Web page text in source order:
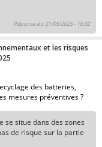
Réponse du 21/05/2025 - 16:32
et les risques
des batteries,
mesures préventives ?
se situe dans des zones
de risque sur la partie